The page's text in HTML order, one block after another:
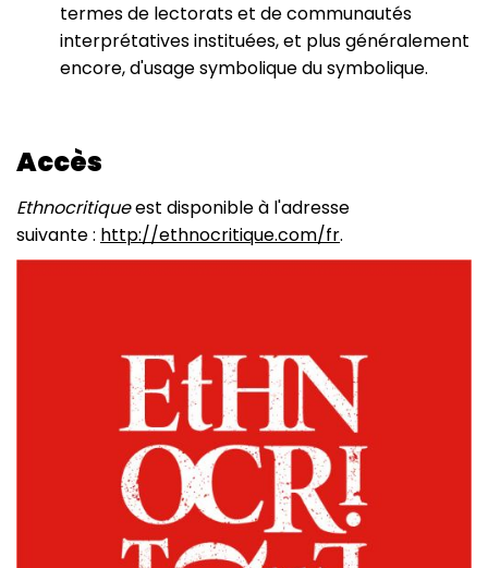
termes de lectorats et de communautés
interprétatives instituées, et plus généralement
encore, d'usage symbolique du symbolique.
Accès
Ethnocritiqueest disponible à l'adresse
suivante : http://ethnocritique.com/fr.